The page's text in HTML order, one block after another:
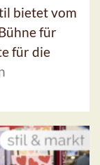
bietet vom
für
für die